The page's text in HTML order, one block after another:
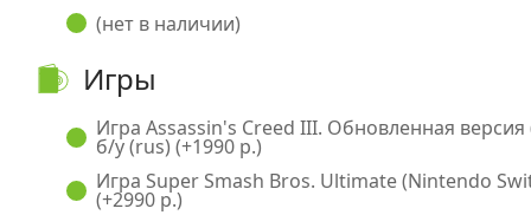
(нет в наличии)
Игры
Игра Assassin's Creed III. Обновленная
б/у (rus) (+1990 р.)
Игра Super Smash Bros. Ultimate (Nintendo
(+2990 р.)